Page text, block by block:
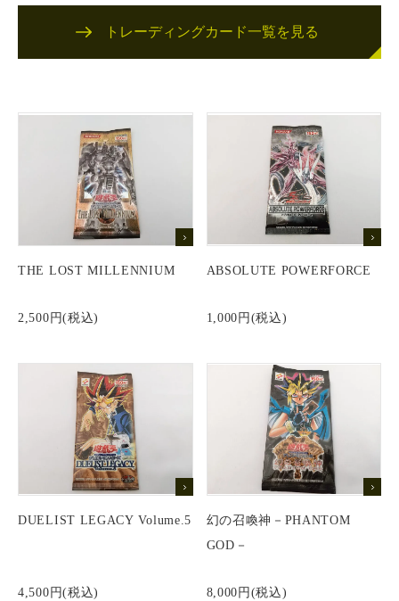
トレーディングカード一覧を見る
THE LOST MILLENNIUM
2,500円(税込)
ABSOLUTE POWERFORCE
1,000円(税込)
DUELIST LEGACY Volume.5
4,500円(税込)
幻の召喚神－PHANTOM
GOD－
8,000円(税込)